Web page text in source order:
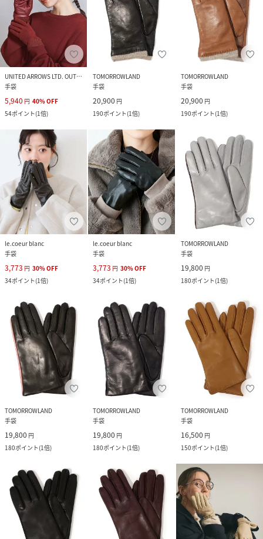
UNITED ARROWS LTD. OUTLET
手袋
5,940 円 40%OFF
54ポイント(1倍)
TOMORROWLAND
手袋
20,900 円
190ポイント(1倍)
TOMORROWLAND
手袋
20,900 円
190ポイント(1倍)
le.coeur blanc
手袋
3,773 円 30%OFF
34ポイント(1倍)
le.coeur blanc
手袋
3,773 円 30%OFF
34ポイント(1倍)
TOMORROWLAND
手袋
19,800 円
180ポイント(1倍)
TOMORROWLAND
手袋
19,800 円
180ポイント(1倍)
TOMORROWLAND
手袋
19,800 円
180ポイント(1倍)
TOMORROWLAND
手袋
16,500 円
150ポイント(1倍)